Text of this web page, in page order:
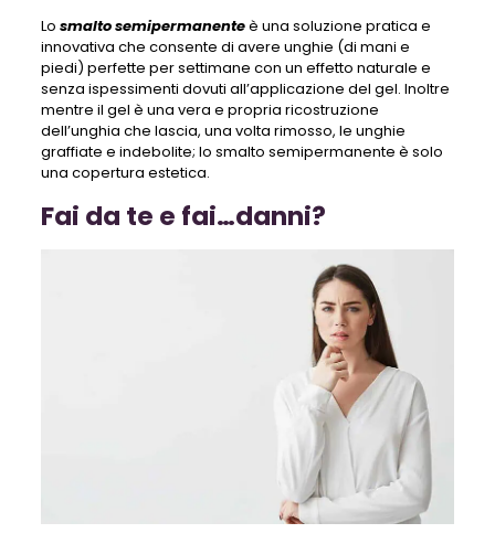
Lo smalto semipermanenteè una soluzione pratica e
innovativa che consente di avere unghie (di mani e
piedi) perfette per settimane con un effetto naturale e
senza ispessimenti dovuti all’applicazione del gel. Inoltre
mentre il gel è una vera e propria ricostruzione
dell’unghia che lascia, una volta rimosso, le unghie
graffiate e indebolite; lo smalto semipermanente è solo
una copertura estetica.
Fai da te e fai…danni?